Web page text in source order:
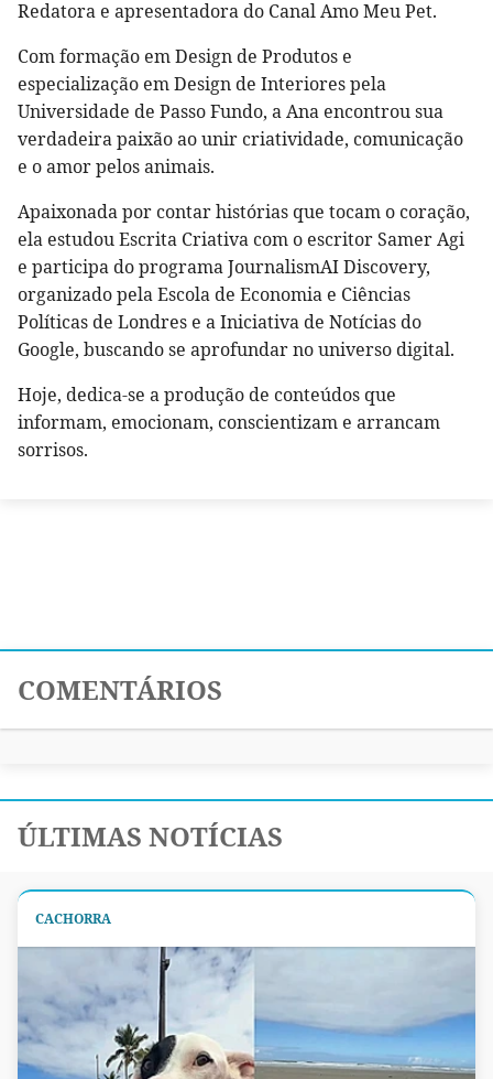
Redatora e apresentadora do Canal Amo Meu Pet.
Com formação em Design de Produtos e
especialização em Design de Interiores pela
Universidade de Passo Fundo, a Ana encontrou sua
verdadeira paixão ao unir criatividade, comunicação
e o amor pelos animais.
Apaixonada por contar histórias que tocam o coração,
ela estudou Escrita Criativa com o escritor Samer Agi
e participa do programa JournalismAI Discovery,
organizado pela Escola de Economia e Ciências
Políticas de Londres e a Iniciativa de Notícias do
Google, buscando se aprofundar no universo digital.
Hoje, dedica-se a produção de conteúdos que
informam, emocionam, conscientizam e arrancam
sorrisos.
COMENTÁRIOS
ÚLTIMAS NOTÍCIAS
CACHORRA